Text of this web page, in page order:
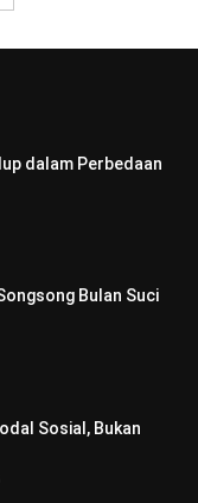
dalam Perbedaan
Bulan Suci
Sosial, Bukan